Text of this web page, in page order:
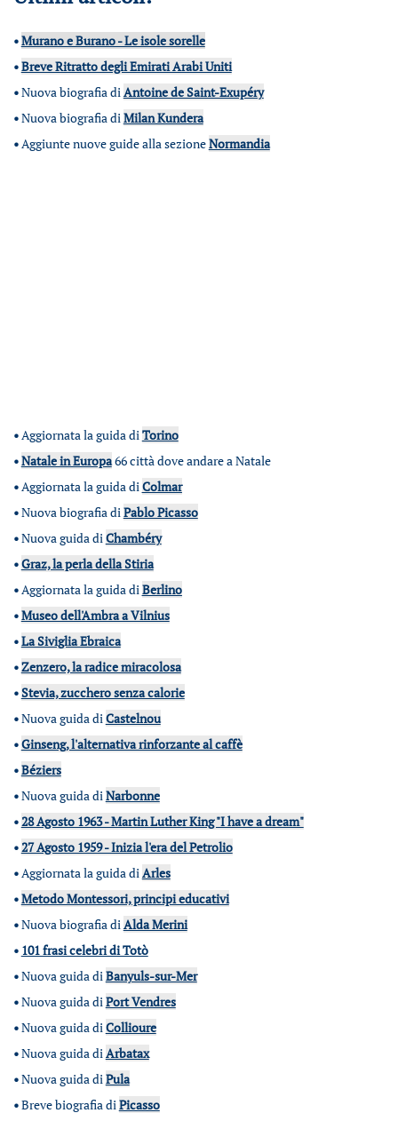
•Murano e Burano - Le isole sorelle
•Breve Ritratto degli Emirati Arabi Uniti
•Nuova biografia diAntoine de Saint-Exupéry
•Nuova biografia diMilan Kundera
•Aggiunte nuove guide alla sezioneNormandia
•Aggiornata la guida diTorino
•Natale in Europa66 città dove andare a Natale
•Aggiornata la guida diColmar
•Nuova biografia diPablo Picasso
•Nuova guida diChambéry
•Graz, la perla della Stiria
•Aggiornata la guida diBerlino
•Museo dell'Ambra a Vilnius
•La Siviglia Ebraica
•Zenzero, la radice miracolosa
•Stevia, zucchero senza calorie
•Nuova guida diCastelnou
•Ginseng, l'alternativa rinforzante al caffè
•Béziers
•Nuova guida diNarbonne
•28 Agosto 1963 - Martin Luther King "I have a dream"
•27 Agosto 1959 - Inizia l'era del Petrolio
•Aggiornata la guida diArles
•Metodo Montessori, principi educativi
•Nuova biografia diAlda Merini
• 101 frasi celebri di Totò
•Nuova guida diBanyuls-sur-Mer
•Nuova guida diPort Vendres
•Nuova guida diCollioure
•Nuova guida diArbatax
•Nuova guida diPula
•Breve biografia diPicasso